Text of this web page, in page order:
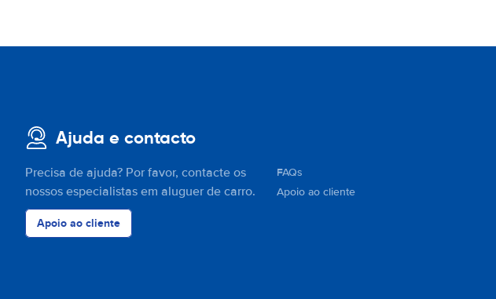
Ajuda e contacto
Precisa de ajuda? Por favor, contacte os
nossos especialistas em aluguer de carro.
Apoio ao cliente
FAQs
Apoio ao cliente